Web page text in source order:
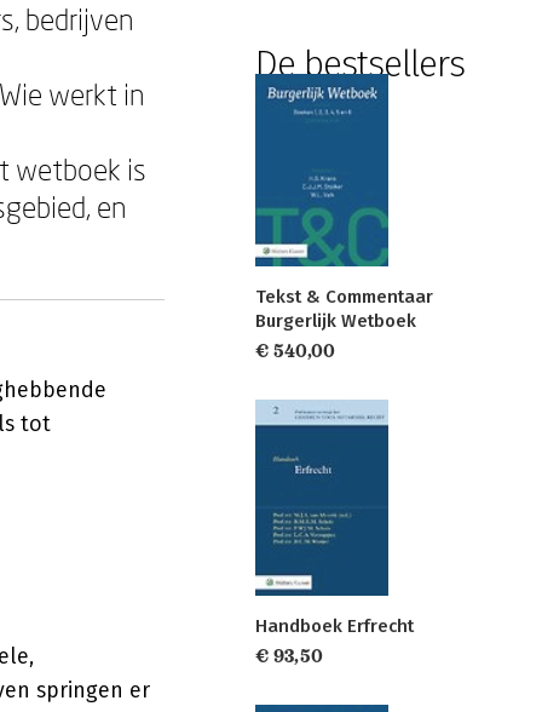
bedrijven
werkt in
wetboek is
en
tot
springen er
De bestsellers
Tekst & Commentaar
Burgerlijk Wetboek
€ 540,00
Handboek Erfrecht
€ 93,50